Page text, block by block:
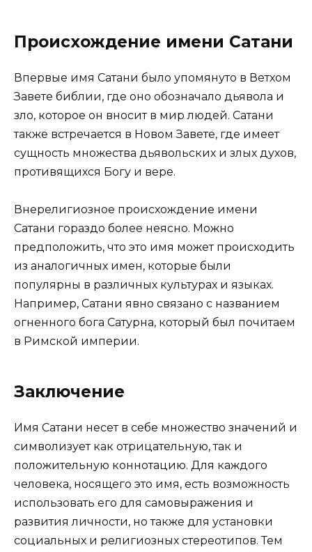
Происхождение имени Сатани
Впервые имя Сатани было упомянуто в Ветхом
Завете библии, где оно обозначало дьявола и
зло, которое он вносит в мир людей. Сатани
также встречается в Новом Завете, где имеет
сущность множества дьявольских и злых духов,
противящихся Богу и вере.
Внерелигиозное происхождение имени
Сатани гораздо более неясно. Можно
предположить, что это имя может происходить
из аналогичных имен, которые были
популярны в различных культурах и языках.
Например, Сатани явно связано с названием
огненного бога Сатурна, который был почитаем
в Римской империи.
Заключение
Имя Сатани несет в себе множество значений и
символизует как отрицательную, так и
положительную коннотацию. Для каждого
человека, носящего это имя, есть возможность
использовать его для самовыражения и
развития личности, но также для установки
социальных и религиозных стереотипов. Тем